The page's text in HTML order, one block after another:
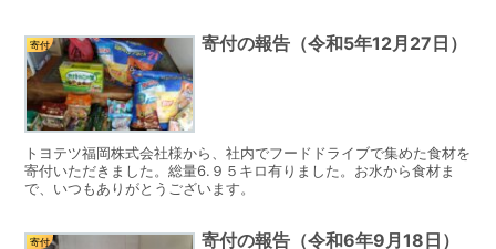
寄付 寄付の報告（令和5年12月27日）
トヨテツ福岡株式会社様から、社内でフードドライブで集めた食材を
寄付いただきました。総量6.９５キロ有りました。お水から食材ま
で、いつもありがとうございます。
寄付 寄付の報告（令和6年9月18日）